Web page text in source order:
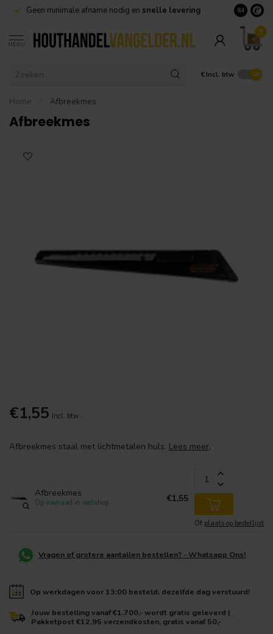
Geen minimale afname nodig en snelle levering Grote
8.4
MENU
0
€ Incl. btw
Home Afbreekmes
Afbreekmes
€1,55 Incl. btw
Afbreekmes staal met lichtmetalen huls. Lees meer.
Afbreekmes
Op voorraad in webshop €1,55
Of plaats op bestellijst
Vragen of grotere aantallen bestellen? - Whatsapp Ons!
Op werkdagen voor 13:00 besteld, dezelfde dag verstuurd!
Jouw bestelling vanaf €1.700,- wordt gratis geleverd |
Pakketpost €12,95 verzendkosten, gratis vanaf 50,-